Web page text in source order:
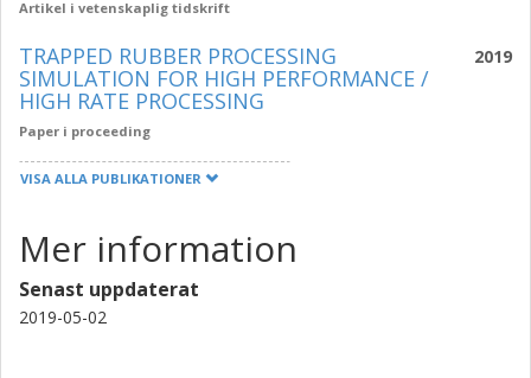
Artikel i vetenskaplig tidskrift
2019
TRAPPED RUBBER PROCESSING
SIMULATION FOR HIGH PERFORMANCE /
HIGH RATE PROCESSING
Paper i proceeding
VISA ALLA PUBLIKATIONER
Mer information
Senast uppdaterat
2019-05-02